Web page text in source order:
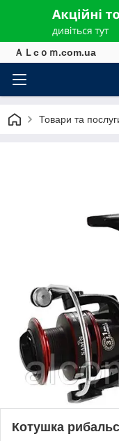
ＡＬcｏｍ.com.ua
Товари та
Котушка